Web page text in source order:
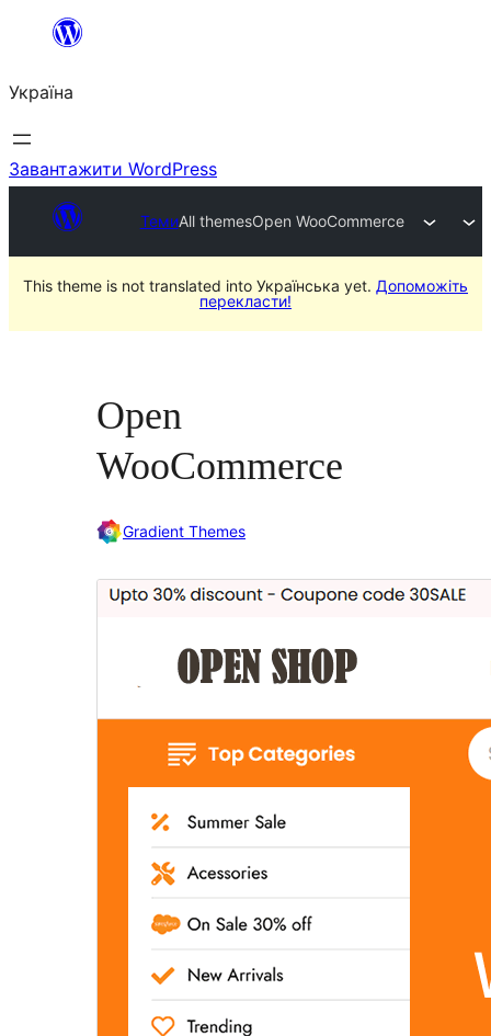
Перейти
вмісту
Україна
Завантажити WordPress
ТемиAll themesOpen WooCommerce
This theme is not translated into Українська yet. Допоможіть
перекласти!
Open
WooCommerce
Gradient Themes